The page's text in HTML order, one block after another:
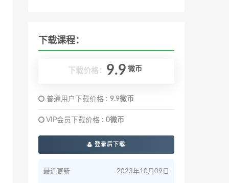
下载课程：
下载价格： 9.9 微币
普通用户下载价格 : 9.9微币
VIP会员下载价格 : 0微币
登录后下载
最近更新 2023年10月09日